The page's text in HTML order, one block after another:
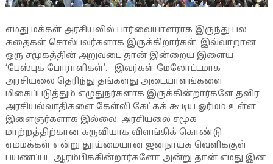
எமது மக்கள் அரசியலில் பார்வையாளராக இருந்து பல
கதைகள் சொல்பவர்களாக இருக்கிறார்கள். இவ்வாறான
ஓரு சமூகத்தின் அறுவடை தான் இன்றைய இளைய
‘பேஸ்புக் போராளிகள்’. இவர்கள் மேலோட்டமாக
அரசியலை தெரிந்து தங்களது அடையாளங்களை
மிகைப்படுத்தும் எழுதுநர்களாக இருக்கின்றார்களே தவிர
அரசியல்வாதிகளை கேள்வி கேட்கக் கூடிய ஓர்மம் உள்ள
இளைஞர்களாக இல்லை. அரசியலை சமூக
மாற்றத்திற்கான கருவியாக விளங்கிக் கொண்டு
எம்மக்கள் என்று தூய்மையான ஜனநாயக வெளிக்குள்
பயணப்பட ஆரம்பிக்கின்றார்களோ அன்று தான் எமது இன